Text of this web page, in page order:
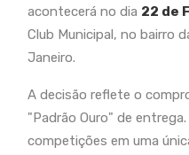
acontecerá no dia 22 de
Club Municipal, no bairro
Janeiro.
A decisão reflete o
"Padrão Ouro" de
competições em uma